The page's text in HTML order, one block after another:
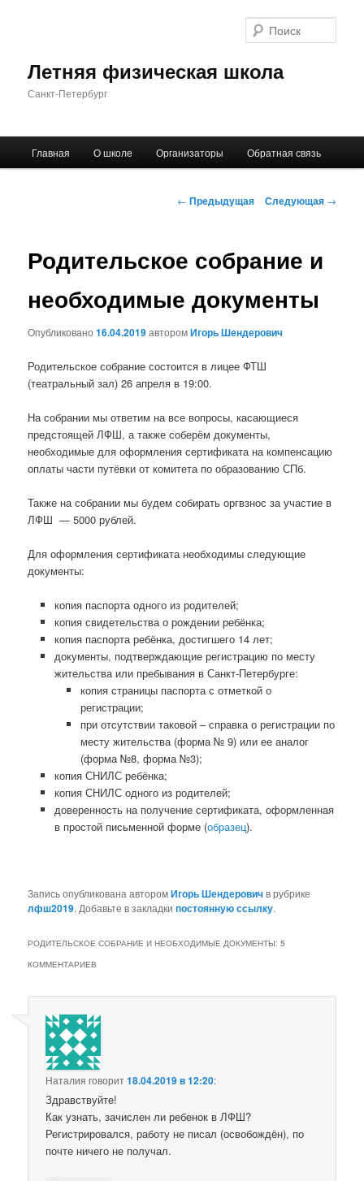
Летняя физическая школа
Санкт-Петербург
Перейти
содержимому
Главная О школе Организаторы Обратная связь
Навигация
← Предыдущая Следующая →
Родительское собрание и
необходимые документы
Опубликовано16.04.2019авторомИгорь Шендерович
Родительское собрание состоится в лицее ФТШ
(театральный зал) 26 апреля в 19:00.
На собрании мы ответим на все вопросы, касающиеся
предстоящей ЛФШ, а также соберём документы,
необходимые для оформления сертификата на компенсацию
оплаты части путёвки от комитета по образованию СПб.
Также на собрании мы будем собирать оргвзнос за участие в
ЛФШ — 5000 рублей.
Для оформления сертификата необходимы следующие
документы:
копия паспорта одного из родителей;
копия свидетельства о рождении ребёнка;
копия паспорта ребёнка, достигшего 14 лет;
документы, подтверждающие регистрацию по месту
жительства или пребывания в Санкт-Петербурге:
копия страницы паспорта с отметкой о
регистрации;
при отсутствии таковой – справка о регистрации по
месту жительства (форма № 9) или ее аналог
(форма №8, форма №3);
копия СНИЛС ребёнка;
копия СНИЛС одного из родителей;
доверенность на получение сертификата, оформленная
в простой письменной форме (образец).
Запись опубликована авторомИгорь Шендеровичв рубрике
лфш2019. Добавьте в закладкипостоянную ссылку.
РОДИТЕЛЬСКОЕ СОБРАНИЕ И НЕОБХОДИМЫЕ ДОКУМЕНТЫ: 5
КОММЕНТАРИЕВ
Наталия говорит18.04.2019 в 12:20:
Здравствуйте!
Как узнать, зачислен ли ребенок в ЛФШ?
Регистрировался, работу не писал (освобождён), по
почте ничего не получал.